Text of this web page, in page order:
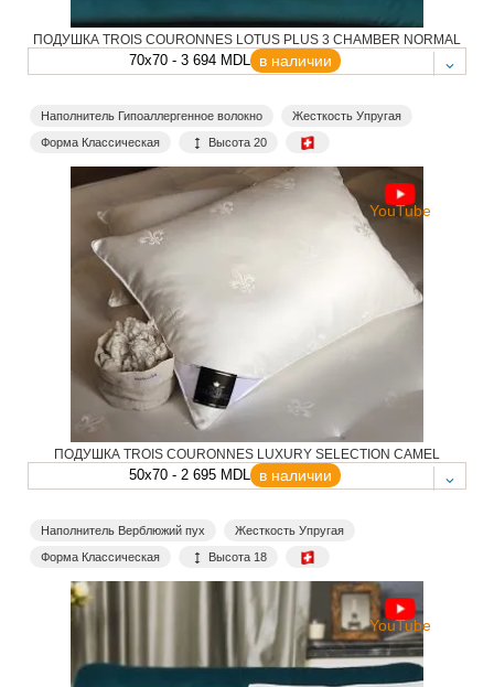
ПОДУШКА TROIS COURONNES LOTUS PLUS 3 CHAMBER NORMAL
70x70 - 3 694 MDL в наличии
Наполнитель Гипоаллергенное волокно
Жесткость Упругая
Форма Классическая
Высота 20
YouTube
ПОДУШКА TROIS COURONNES LUXURY SELECTION CAMEL
50x70 - 2 695 MDL в наличии
Наполнитель Верблюжий пух
Жесткость Упругая
Форма Классическая
Высота 18
YouTube